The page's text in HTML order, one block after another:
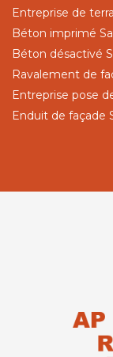
Entreprise de
Béton imprimé
Béton désactivé
Ravalement de
Entreprise pose
Enduit de façade